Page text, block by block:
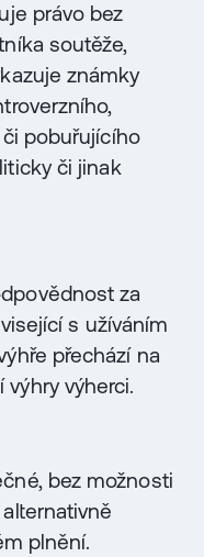
právo bez
soutěže,
známky
pobuřujícího
či jinak
za
s užíváním
přechází na
výherci.
bez možnosti
plnění.